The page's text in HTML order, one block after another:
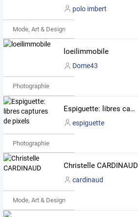
polo imbert
Mode, Art & Design
loeilimmobile
Dome43
Photographie
Espiguette: libres captures de pixels
espiguette
Photographie
Christelle CARDINAUD
cardinaud
Mode, Art & Design